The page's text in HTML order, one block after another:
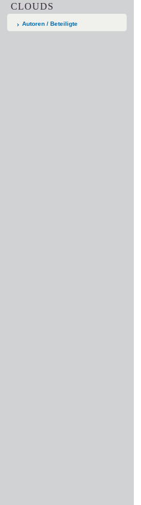
CLOUDS
Autoren / Beteiligte